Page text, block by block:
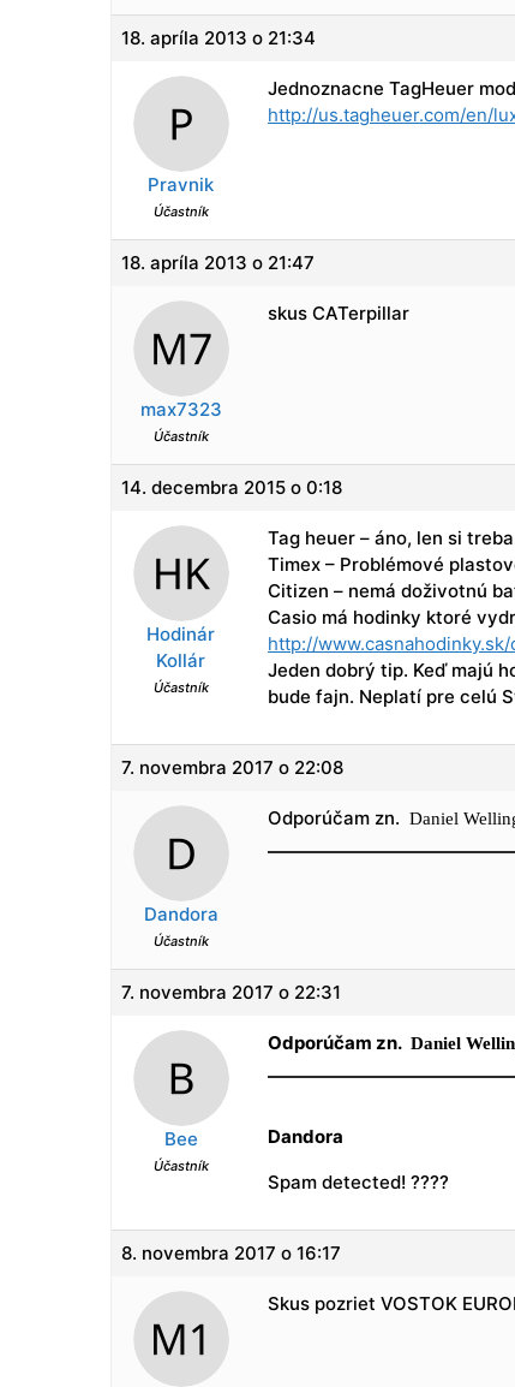
18. apríla 2013 o 21:34
Pravnik
Účastník
Jednoznacne TagHeuer
http://us.tagheuer.com/en/
18. apríla 2013 o 21:47
max7323
Účastník
skus CATerpillar
14. decembra 2015 o 0:18
Hodinár
Kollár
Účastník
Tag heuer – áno, len si
Timex – Problémové
Citizen – nemá doživotnú
Casio má hodinky ktoré
http://
Jeden dobrý tip. Keď majú
bude fajn. Neplatí pre celú
7. novembra 2017 o 22:08
Dandora
Účastník
Odporúčam zn. Daniel
7. novembra 2017 o 22:31
Bee
Účastník
Odporúčam zn. Daniel
Dandora
Spam detected! ????
8. novembra 2017 o 16:17
Skus pozriet VOSTOK